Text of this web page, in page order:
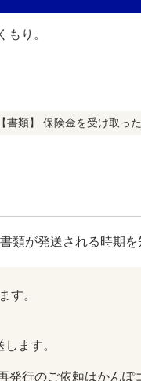
【書類】 保険金を受け取っ
類が発送される時期を
す。
ます。
行のご依頼はかんぽ